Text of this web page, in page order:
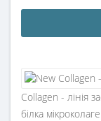
Collagen - лінія
білка